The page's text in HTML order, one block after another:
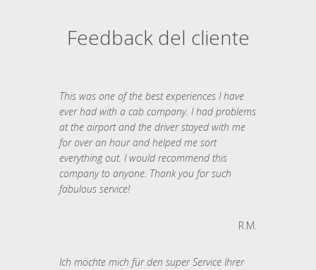
Feedback del cliente
This was one of the best experiences I have
ever had with a cab company. I had problems
at the airport and the driver stayed with me
for over an hour and helped me sort
everything out. I would recommend this
company to anyone. Thank you for such
fabulous service!
R.M.
Ich möchte mich für den super Service Ihrer